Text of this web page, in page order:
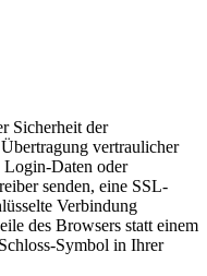
Sicherheit der
vertraulicher
Daten oder
senden, eine SSL-
Verbindung
des Browsers statt einem
Symbol in Ihrer